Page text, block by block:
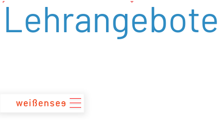
zumLehrangebote